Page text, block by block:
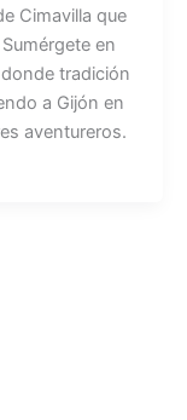
Cimavilla que
en
tradición
a Gijón en
aventureros.